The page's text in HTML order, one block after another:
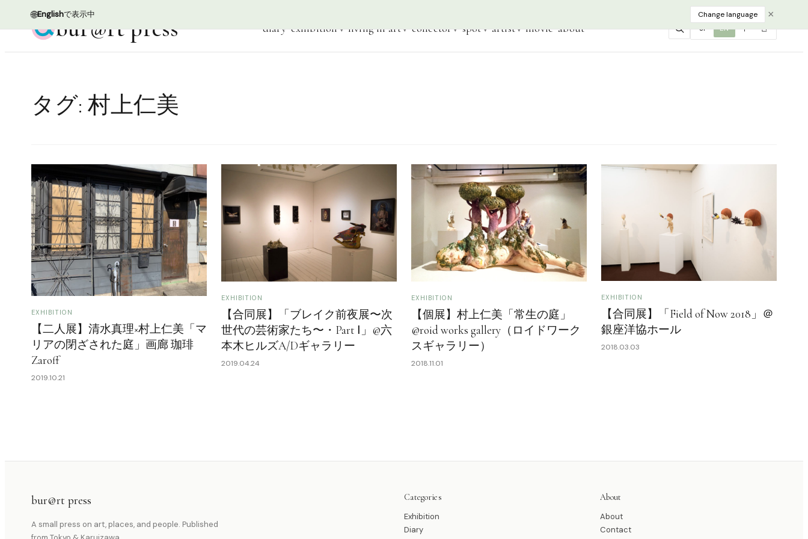
🌐Englishで表示中 Change language ×
bur@rt press diary exhibition living in art collector spot artist movie about JP EN 中 한
タグ: 村上仁美
EXHIBITION
【二人展】清水真理×村上仁美「マ
リアの閉ざされた庭」画廊 珈琲
Zaroff
2019.10.21
EXHIBITION
【合同展】「ブレイク前夜展〜次
世代の芸術家たち〜・Part Ⅰ」@六
本木ヒルズA/Dギャラリー
2019.04.24
EXHIBITION
【個展】村上仁美「常生の庭」
@roid works gallery（ロイドワーク
スギャラリー）
2018.11.01
EXHIBITION
【合同展】「Field of Now 2018」＠
銀座洋協ホール
2018.03.03
bur@rt press
A small press on art, places, and people. Published
Categories
Exhibition
Diary
About
About
Contact